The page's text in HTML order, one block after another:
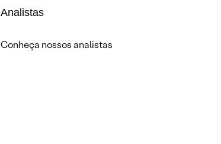
Analistas
Conheça nossos analistas